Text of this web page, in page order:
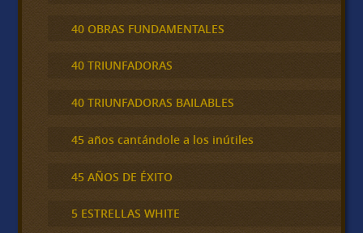
40 OBRAS FUNDAMENTALES
40 TRIUNFADORAS
40 TRIUNFADORAS BAILABLES
45 años cantándole a los inútiles
45 AÑOS DE ÉXITO
5 ESTRELLAS WHITE